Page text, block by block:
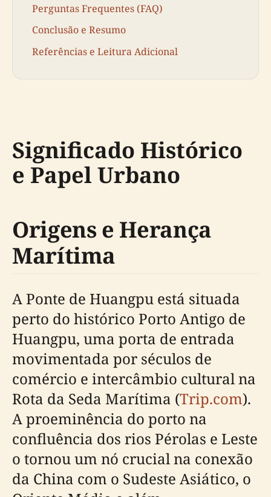
Perguntas Frequentes (FAQ)
Conclusão e Resumo
Referências e Leitura Adicional
Significado Histórico
e Papel Urbano
Origens e Herança
Marítima
A Ponte de Huangpu está situada
perto do histórico Porto Antigo de
Huangpu, uma porta de entrada
movimentada por séculos de
comércio e intercâmbio cultural na
Rota da Seda Marítima (Trip.com).
A proeminência do porto na
confluência dos rios Pérolas e Leste
o tornou um nó crucial na conexão
da China com o Sudeste Asiático, o